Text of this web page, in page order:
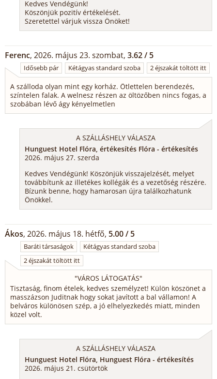
Kedves Vendégünk!
Köszönjük pozitív értékelését.
Szeretettel várjuk vissza Önöket!
Ferenc, 2026. május 23. szombat, 3.62 / 5
Idősebb pár Kétágyas standard szoba 2 éjszakát töltött itt
A szálloda olyan mint egy korház. Ötlettelen berendezés,
színtelen falak. A welnesz részen az öltözőben nincs fogas, a
szobában lévő ágy kényelmetlen
A SZÁLLÁSHELY VÁLASZA
Hunguest Hotel Flóra, értékesítés Flóra - értékesítés
2026. május 27. szerda
Kedves Vendégünk! Köszönjük visszajelzését, melyet
továbbítunk az illetékes kollégák és a vezetőség részére.
Bízunk benne, hogy hamarosan újra találkozhatunk
Önökkel.
Ákos, 2026. május 18. hétfő, 5.00 / 5
Baráti társaságok
Kétágyas standard szoba
2 éjszakát töltött itt
"VÁROS LÁTOGATÁS"
Tisztaság, finom ételek, kedves személyzet! Külön köszönet a
masszázson Juditnak hogy sokat javított a bal vállamon! A
belváros különösen szép, a jó elhelyezkedés miatt, minden
közel volt.
A SZÁLLÁSHELY VÁLASZA
Hunguest Hotel Flóra, Hunguest Flóra - értékesítés
2026. május 21. csütörtök